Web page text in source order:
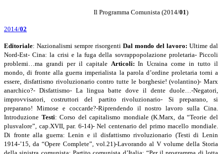
Il Programma Comunista (2014/01)
2014/02
Editoriale: Nazionalismi sempre risorgenti Dal mondo del lavoro: Ultime dal
Nord-Est- Cina: la crisi e la fuga della sovrappopolazione proletaria- Piccoli
problemi…ma grandi per il capitale Articoli: In Ucraina come in tutto il
mondo, di fronte alla guerra imperialista la parola d’ordine proletaria torni a
essere, disfattismo rivoluzionario contro tutte le borghesie! (volantino)- Marx
anarchico?- Disfattismo- La lingua batte dove il dente duole…-Negatori,
improvvisatori, costruttori del partito rivoluzionario- Si preparano, si
preparano! Mimose e coccarde?-Riprendendo il nostro lavoro sulla Cina.
Introduzione Testi: Corso del capitalismo mondiale (K.Marx, da “Teorie del
plusvalore”, cap.XVII, par. 6-14)- Nel centenario del primo macello mondiale.
Di fronte alla guerra: Lenin e il disfattismo rivoluzionario (Testi di Lenin
1914-’15, da “Opere Complete”, vol.21)-Lavorando al V volume della Storia